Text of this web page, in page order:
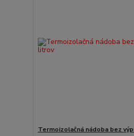
Termoizolačná nádoba bez